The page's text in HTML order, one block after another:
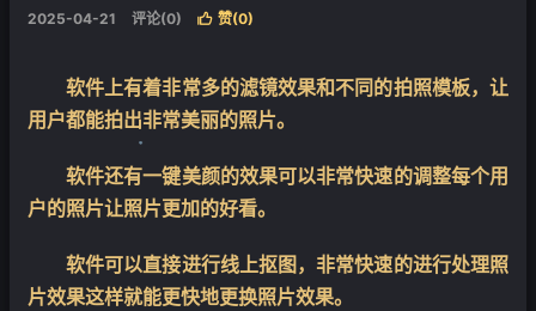
2025-04-21 评论(0)  赞(0)
软件上有着非常多的滤镜效果和不同的拍照模板，让
用户都能拍出非常美丽的照片。
软件还有一键美颜的效果可以非常快速的调整每个用
户的照片让照片更加的好看。
软件可以直接进行线上抠图，非常快速的进行处理照
片效果这样就能更快地更换照片效果。